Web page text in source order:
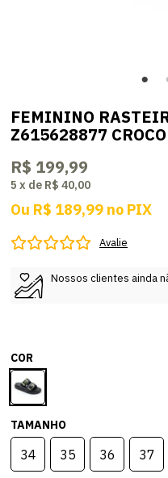
FEMININO
Z615628877
R$ 199,99
5 x de R$ 40,00
Ou R$ 189,99 no PIX
Avalie
Nossos clientes ainda
COR
TAMANHO
34 35 36 37